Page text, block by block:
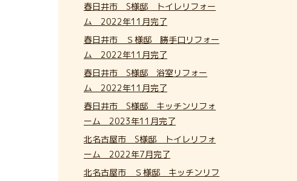
春日井市 S様邸 トイレリフォー
ム 2022年11月完了
春日井市 Ｓ様邸 勝手口リフォー
ム 2022年11月完了
春日井市 S様邸 浴室リフォー
ム 2022年11月完了
春日井市 S様邸 キッチンリフォ
ーム 2023年11月完了
北名古屋市 S様邸 トイレリフォ
ーム 2022年7月完了
北名古屋市 Ｓ様邸 キッチンリフ